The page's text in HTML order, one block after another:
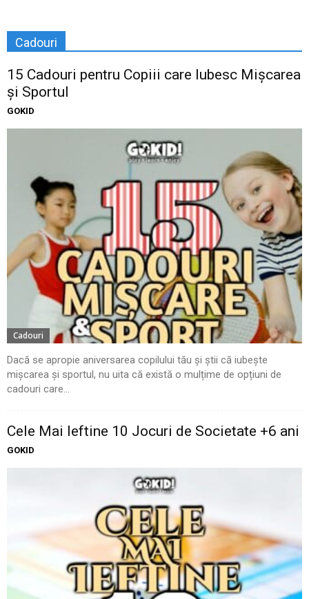
Cadouri
15 Cadouri pentru Copiii care Iubesc Mișcarea
și Sportul
GOKID
Cadouri
Dacă se apropie aniversarea copilului tău și știi că iubește
mișcarea și sportul, nu uita că există o mulțime de opțiuni de
cadouri care...
Cele Mai Ieftine 10 Jocuri de Societate +6 ani
GOKID